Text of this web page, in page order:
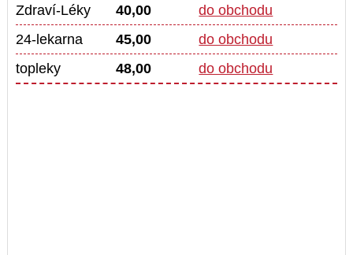
Zdraví-Léky 40,00
do obchodu
24-lekarna
45,00
do obchodu
topleky
48,00 do obchodu